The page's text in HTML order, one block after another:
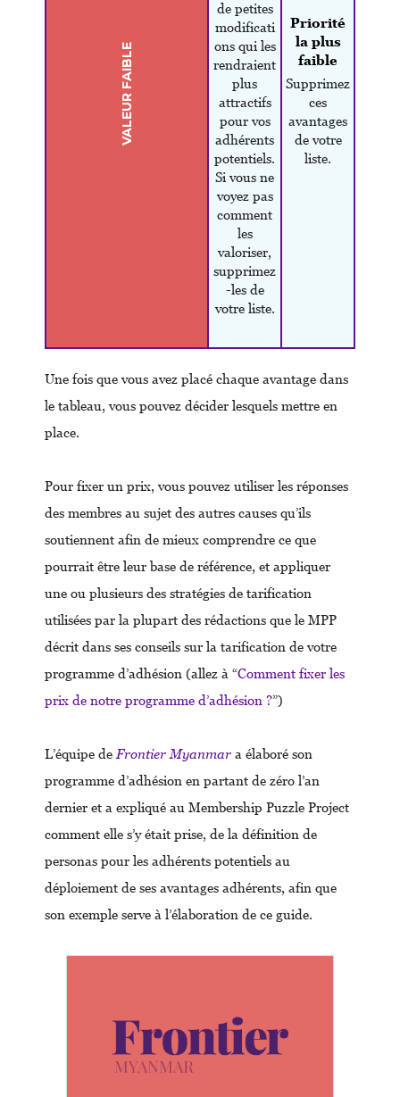
VALEUR FAIBLE
de petites
modificati
ons qui les
rendraient
plus
attractifs
pour vos
adhérents
potentiels.
Si vous ne
voyez pas
comment
les
valoriser,
supprimez
-les de
votre liste.
Priorité
la plus
faible
Supprimez
ces
avantages
de votre
liste.
Une fois que vous avez placé chaque avantage dans
le tableau, vous pouvez décider lesquels mettre en
place.
Pour fixer un prix, vous pouvez utiliser les réponses
des membres au sujet des autres causes qu’ils
soutiennent afin de mieux comprendre ce que
pourrait être leur base de référence, et appliquer
une ou plusieurs des stratégies de tarification
utilisées par la plupart des rédactions que le MPP
décrit dans ses conseils sur la tarification de votre
programme d’adhésion (allez à “Comment fixer les
prix de notre programme d’adhésion ?”)
L’équipe de Frontier Myanmar a élaboré son
programme d’adhésion en partant de zéro l’an
dernier et a expliqué au Membership Puzzle Project
comment elle s’y était prise, de la définition de
personas pour les adhérents potentiels au
déploiement de ses avantages adhérents, afin que
son exemple serve à l’élaboration de ce guide.